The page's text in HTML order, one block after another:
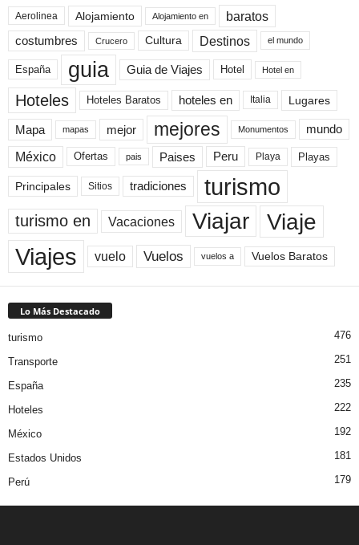
Aerolinea Alojamiento Alojamiento en baratos
costumbres Crucero Cultura Destinos el mundo
España guia Guia de Viajes Hotel Hotel en
Hoteles Hoteles Baratos hoteles en Italia Lugares
Mapa mapas mejor mejores Monumentos mundo
México Ofertas pais Paises Peru Playa Playas
Principales Sitios tradiciones turismo
turismo en Vacaciones Viajar Viaje
Viajes vuelo Vuelos vuelos a Vuelos Baratos
Lo Más Destacado
turismo 476
Transporte 251
España 235
Hoteles 222
México 192
Estados Unidos 181
Perú 179